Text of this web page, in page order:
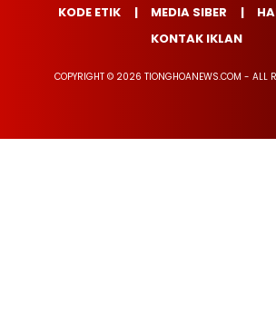
KODE ETIK
MEDIA SIBER
KONTAK IKLAN
COPYRIGHT © 2026 TIONGHOANEWS.COM - ALL